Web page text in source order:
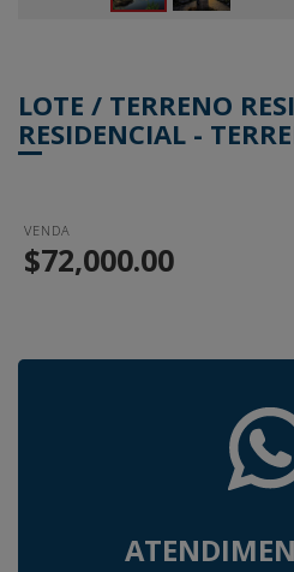
LOTE / TERRENO
RESIDENCIAL -
VENDA
$72,000.00